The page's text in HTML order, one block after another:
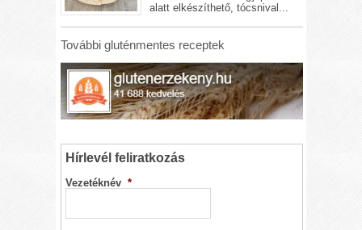
alatt elkészíthető, tócsnival...
További gluténmentes receptek
Hírlevél feliratkozás
Vezetéknév *